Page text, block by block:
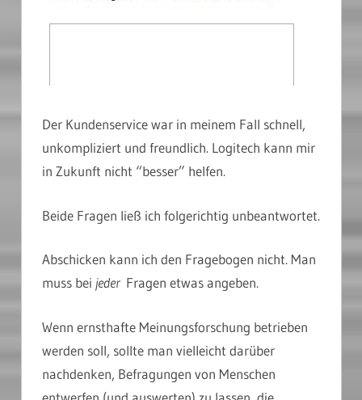
Der Kundenservice war in meinem Fall schnell,
unkompliziert und freundlich. Logitech kann mir
in Zukunft nicht “besser” helfen.
Beide Fragen ließ ich folgerichtig unbeantwortet.
Abschicken kann ich den Fragebogen nicht. Man
muss bei jeder Fragen etwas angeben.
Wenn ernsthafte Meinungsforschung betrieben
werden soll, sollte man vielleicht darüber
nachdenken, Befragungen von Menschen